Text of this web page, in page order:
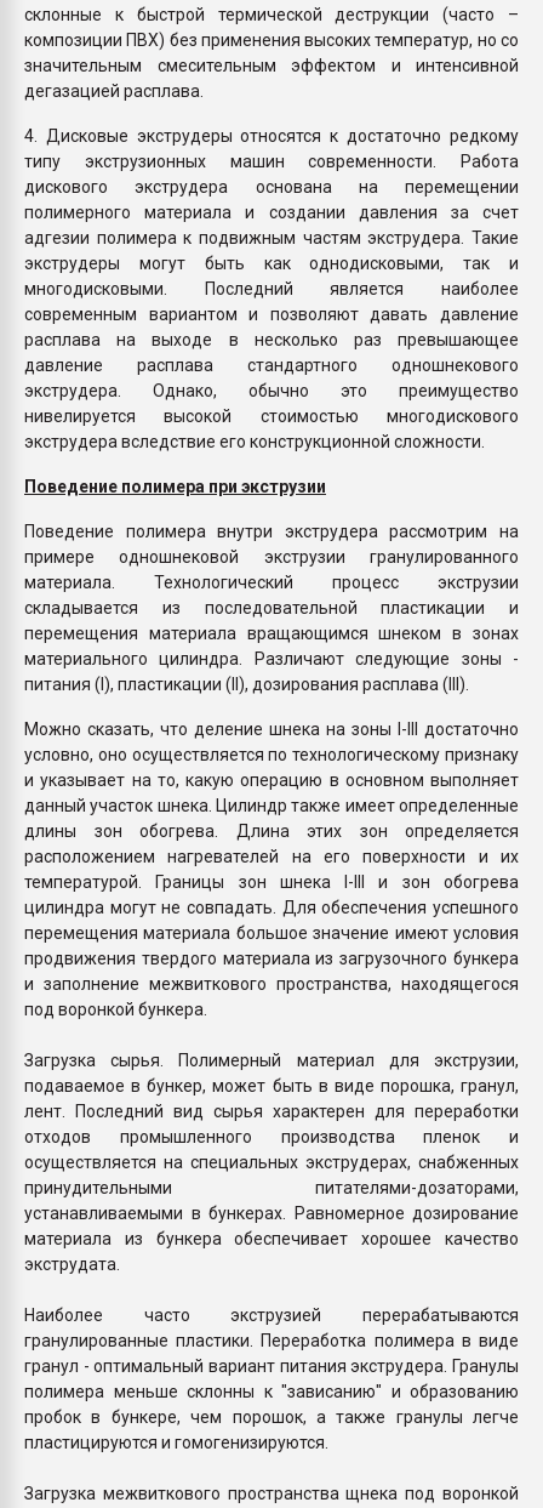
склонные к быстрой термической деструкции (часто –
композиции ПВХ) без применения высоких температур, но со
значительным смесительным эффектом и интенсивной
дегазацией расплава.
4. Дисковые экструдеры относятся к достаточно редкому
типу экструзионных машин современности. Работа
дискового экструдера основана на перемещении
полимерного материала и создании давления за счет
адгезии полимера к подвижным частям экструдера. Такие
экструдеры могут быть как однодисковыми, так и
многодисковыми. Последний является наиболее
современным вариантом и позволяют давать давление
расплава на выходе в несколько раз превышающее
давление расплава стандартного одношнекового
экструдера. Однако, обычно это преимущество
нивелируется высокой стоимостью многодискового
экструдера вследствие его конструкционной сложности.
Поведение полимера при экструзии
Поведение полимера внутри экструдера рассмотрим на
примере одношнековой экструзии гранулированного
материала. Технологический процесс экструзии
складывается из последовательной пластикации и
перемещения материала вращающимся шнеком в зонах
материального цилиндра. Различают следующие зоны -
питания (I), пластикации (II), дозирования расплава (III).
Можно сказать, что деление шнека на зоны I-III достаточно
условно, оно осуществляется по технологическому признаку
и указывает на то, какую операцию в основном выполняет
данный участок шнека. Цилиндр также имеет определенные
длины зон обогрева. Длина этих зон определяется
расположением нагревателей на его поверхности и их
температурой. Границы зон шнека I-III и зон обогрева
цилиндра могут не совпадать. Для обеспечения успешного
перемещения материала большое значение имеют условия
продвижения твердого материала из загрузочного бункера
и заполнение межвиткового пространства, находящегося
под воронкой бункера.
Загрузка сырья. Полимерный материал для экструзии,
подаваемое в бункер, может быть в виде порошка, гранул,
лент. Последний вид сырья характерен для переработки
отходов промышленного производства пленок и
осуществляется на специальных экструдерах, снабженных
принудительными питателями-дозаторами,
устанавливаемыми в бункерах. Равномерное дозирование
материала из бункера обеспечивает хорошее качество
экструдата.
Наиболее часто экструзией перерабатываются
гранулированные пластики. Переработка полимера в виде
гранул - оптимальный вариант питания экструдера. Гранулы
полимера меньше склонны к "зависанию" и образованию
пробок в бункере, чем порошок, а также гранулы легче
пластицируются и гомогенизируются.
Загрузка межвиткового пространства щнека под воронкой